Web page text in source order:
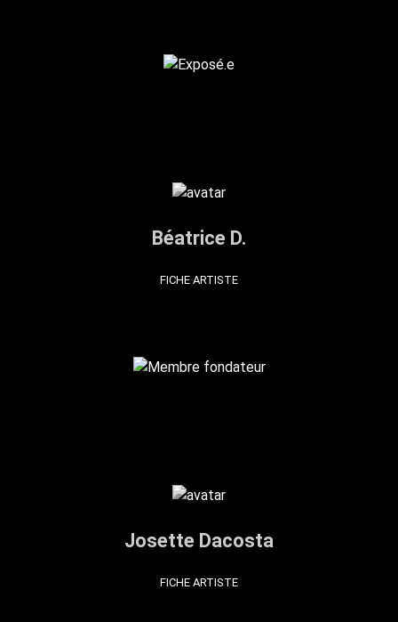
Béatrice D.
FICHE ARTISTE
Josette Dacosta
FICHE ARTISTE